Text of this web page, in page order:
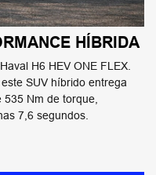
HÍBRIDA
H6 HEV ONE FLEX.
SUV híbrido entrega
535 Nm de torque,
7,6 segundos.